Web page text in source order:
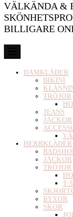
VÄLKÄNDA &
BILLIGARE
DAMKLÄDER
BIKINI
TRÖJOR
JEANS
JACKOR
HERRKLÄDER
JACKOR
TRÖJOR
T-
BYXOR
SKOR